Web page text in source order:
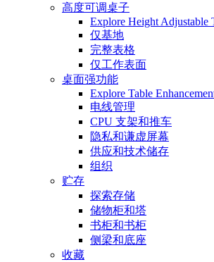
高度可调桌子
Explore Height Adjustable
仅基地
完整表格
仅工作表面
桌面强功能
Explore Table
电线管理
CPU 支架和推车
隐私和谦虚屏幕
供应和技术储存
组织
贮存
探索存储
储物柜和塔
书柜和书柜
侧梁和底座
收藏